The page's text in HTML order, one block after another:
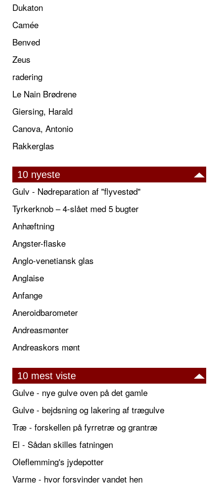
Dukaton
Camée
Benved
Zeus
radering
Le Nain Brødrene
Giersing, Harald
Canova, Antonio
Rakkerglas
10 nyeste
Gulv - Nødreparation af "flyvestød"
Tyrkerknob – 4-slået med 5 bugter
Anhæftning
Angster-flaske
Anglo-venetiansk glas
Anglaise
Anfange
Aneroidbarometer
Andreasmønter
Andreaskors mønt
10 mest viste
Gulve - nye gulve oven på det gamle
Gulve - bejdsning og lakering af trægulve
Træ - forskellen på fyrretræ og grantræ
El - Sådan skilles fatningen
Oleflemming's jydepotter
Varme - hvor forsvinder vandet hen